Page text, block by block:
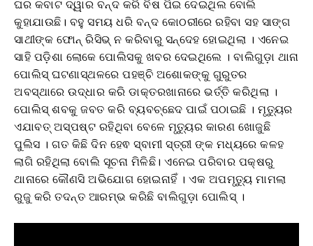
କୁହାଯାଉଛି। ବହୁ ସମୟ ଧରି ବନ୍ଦ କୋଠରୀରେ ରହିବା ସହ ସାଙ୍ଗ
ସାଥୀଙ୍କ ଫୋନ୍ ରିସିଭ୍ ନ କରିବାରୁ ସନ୍ଦେହ ହୋଇଥିଲା । ଏନେଇ
ସାହି ପଡ଼ିଶା ଲୋକେ ପୋଲିସକୁ ଖବର ଦେଇଥିଲେ । ବାଲିଗୁଡ଼ା ଥାନା
ପୋଲିସ୍ ଘଟଣାସ୍ଥଳରେ ପହଞ୍ଚି ଅଶୋକଙ୍କୁ ଗୁରୁତର
ଅବସ୍ଥାରେ ଉଦ୍ଧାର କରି ଡାକ୍ତରଖାନାରେ ଭର୍ତ୍ତି କରିଥିଲା ।
ପୋଲିସ୍ ଶବକୁ ଜବତ କରି ବ୍ୟବଚ୍ଛେଦ ପାଇଁ ପଠାଇଛି । ମୃତ୍ୟୁର
ଏଯାବତ୍ ଅସ୍ପଷ୍ଟ ରହିଥିବା ବେଳେ ମୃତ୍ୟୁର କାରଣ ଖୋଜୁଛି
ପୁଲିସ । ଗତ କିଛି ଦିନ ହେଵ ସ୍ବାମୀ ସ୍ତ୍ରୀ ଙ୍କ ମଧ୍ୟରେ କଳହ
ଲାଗି ରହିଥିଲା ବୋଲି ସୂଚନା ମିଳିଛି। ଏନେଇ ପରିବାର ପକ୍ଷରୁ
ଥାନାରେ କୌଣସି ଅଭିଯୋଗ ହୋଇନାହିଁ । ଏକ ଅପମୃତ୍ୟୁ ମାମଲା
ରୁଜୁ କରି ତଦନ୍ତ ଆରମ୍ଭ କରିଛି ବାଲିଗୁଡ଼ା ପୋଲିସ୍ ।